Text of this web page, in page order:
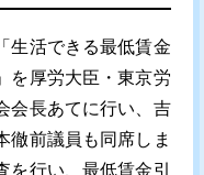
生活できる最低賃金
を厚労大臣・東京労
会長あてに行い、吉
徹前議員も同席しま
を行い、最低賃金引